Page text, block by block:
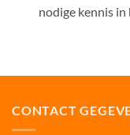
nodige kennis
CONTACT